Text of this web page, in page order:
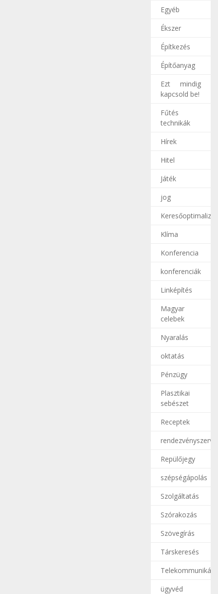
Egyéb
Ékszer
Építkezés
Építőanyag
Ezt mindig
kapcsold be!
Fűtés
technikák
Hírek
Hitel
Játék
jog
Klíma
Konferencia
konferenciák
Linképítés
Magyar
celebek
Nyaralás
oktatás
Pénzügy
Plasztikai
sebészet
Receptek
Repülőjegy
szépségápolás
Szolgáltatás
Szórakozás
Szövegírás
Társkeresés
ügyvéd